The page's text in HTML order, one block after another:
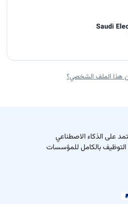
Saudi
هذا الملف الشخصي؟
على الذكاء الاصطناعي
التوظيف بالكامل للمؤسسات